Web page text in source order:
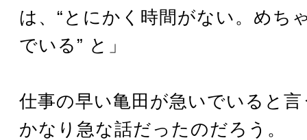
は、“とにかく時間がない。めち
でいる” と」
仕事の早い亀田が急いでいると
かなり急な話だったのだろう。